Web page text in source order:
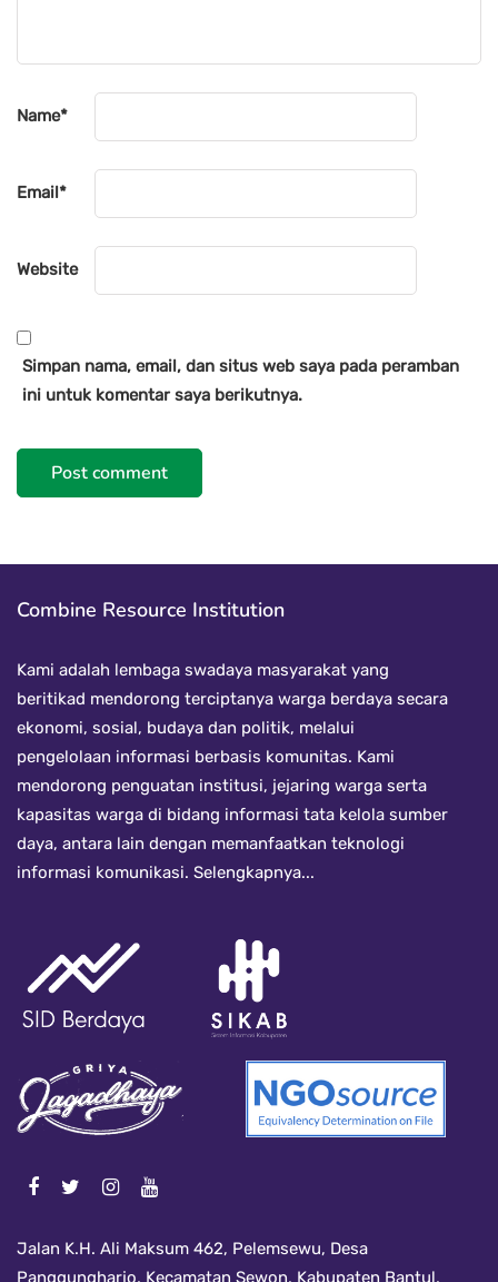
Name*
Email*
Website
Simpan nama, email, dan situs web saya pada peramban
ini untuk komentar saya berikutnya.
Combine Resource Institution
Kami adalah lembaga swadaya masyarakat yang
beritikad mendorong terciptanya warga berdaya secara
ekonomi, sosial, budaya dan politik, melalui
pengelolaan informasi berbasis komunitas. Kami
mendorong penguatan institusi, jejaring warga serta
kapasitas warga di bidang informasi tata kelola sumber
daya, antara lain dengan memanfaatkan teknologi
informasi komunikasi. Selengkapnya...
Jalan K.H. Ali Maksum 462, Pelemsewu, Desa